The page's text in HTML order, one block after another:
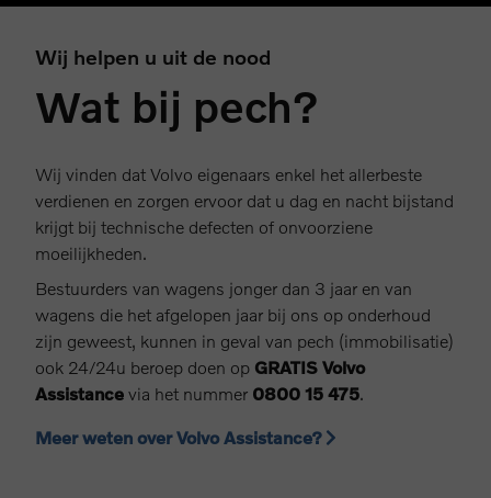
Wij helpen u uit de nood
Wat bij pech?
Wij vinden dat Volvo eigenaars enkel het allerbeste
verdienen en zorgen ervoor dat u dag en nacht bijstand
krijgt bij technische defecten of onvoorziene
moeilijkheden.
Bestuurders van wagens jonger dan 3 jaar en van
wagens die het afgelopen jaar bij ons op onderhoud
zijn geweest, kunnen in geval van pech (immobilisatie)
ook 24/24u beroep doen op GRATIS Volvo
Assistance via het nummer 0800 15 475.
Meer weten over Volvo Assistance?